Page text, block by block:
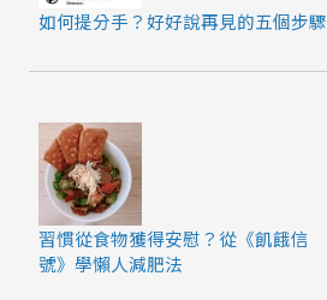
如何提分手？好好說再見的五個步驟
習慣從食物獲得安慰？從《飢餓信
號》學懶人減肥法